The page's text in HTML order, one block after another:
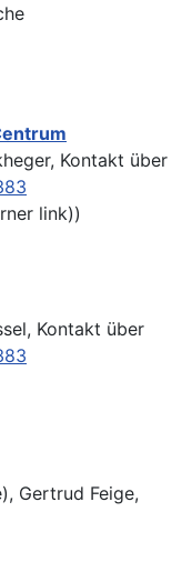
Kontakt über
link))
Kontakt über
Gertrud Feige,